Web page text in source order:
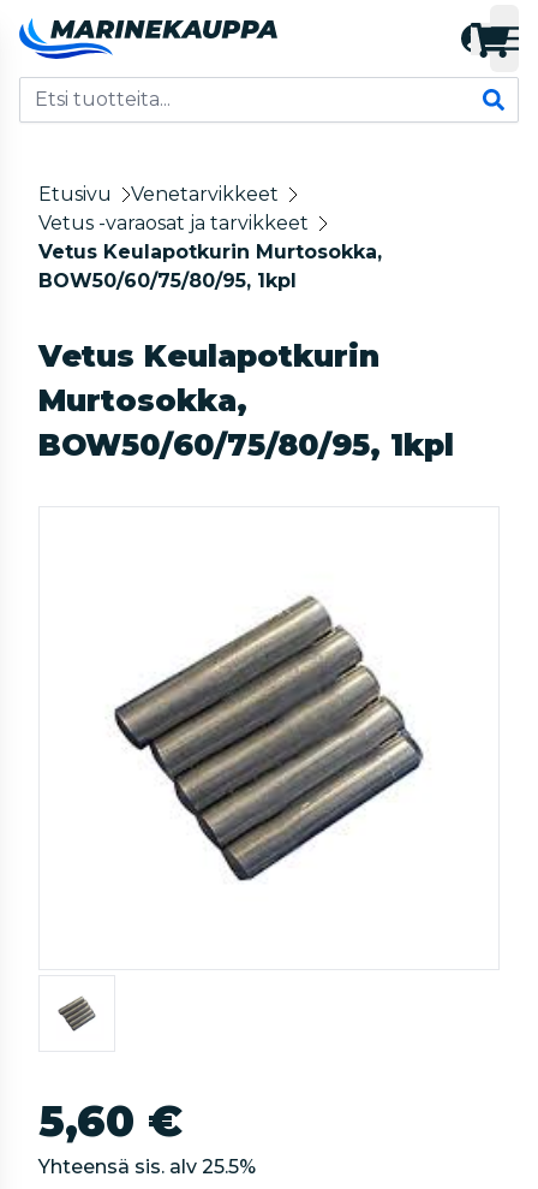
Etusivu
Venetarvikkeet
Vetus -varaosat ja tarvikkeet
Vetus Keulapotkurin Murtosokka,
BOW50/60/75/80/95, 1kpl
Vetus Keulapotkurin
Murtosokka,
BOW50/60/75/80/95, 1kpl
5,60 €
Yhteensä sis. alv 25.5%